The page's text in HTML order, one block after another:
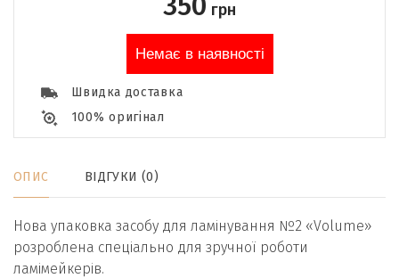
грн
Немає в наявності
Швидка доставка
100% оригінал
ОПИС ВІДГУКИ (0)
Нова упаковка засобу для ламінування №2 «Volume»
розроблена спеціально для зручної роботи
ламімейкерів.